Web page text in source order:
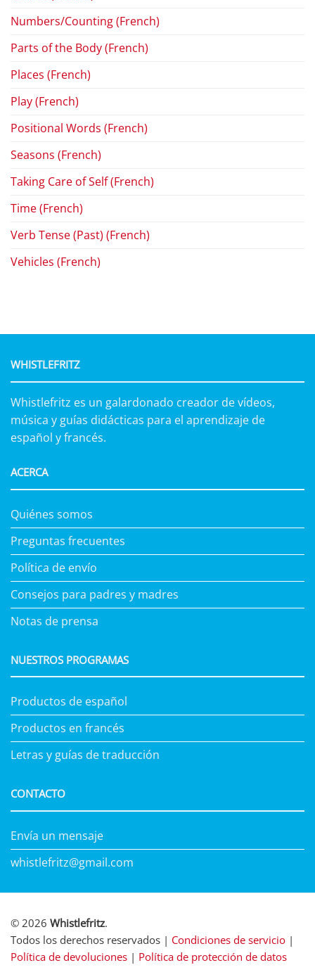
Numbers/Counting (French)
Parts of the Body (French)
Places (French)
Play (French)
Positional Words (French)
Seasons (French)
Taking Care of Self (French)
Time (French)
Verb Tense (Past) (French)
Vehicles (French)
WHISTLEFRITZ
Whistlefritz es un galardonado creador de vídeos,
música y guías didácticas para el aprendizaje de
español y francés.
ACERCA
Quiénes somos
Preguntas frecuentes
Política de envío
Consejos para padres y madres
Notas de prensa
NUESTROS PROGRAMAS
Productos de español
Productos en francés
Letras y guías de traducción
CONTACTO
Envía un mensaje
whistlefritz@gmail.com
© 2026 Whistlefritz.
Todos los derechos reservados | Condiciones de servicio |
Política de devoluciones | Política de protección de datos